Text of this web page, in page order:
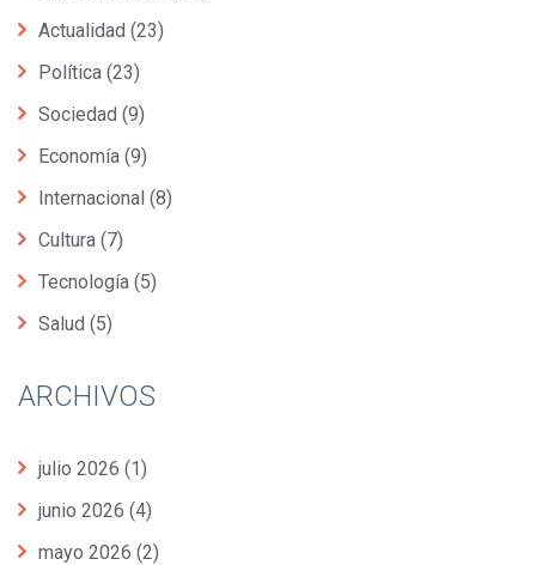
Actualidad (23)
Política (23)
Sociedad (9)
Economía (9)
Internacional (8)
Cultura (7)
Tecnología (5)
Salud (5)
ARCHIVOS
julio 2026 (1)
junio 2026 (4)
mayo 2026 (2)